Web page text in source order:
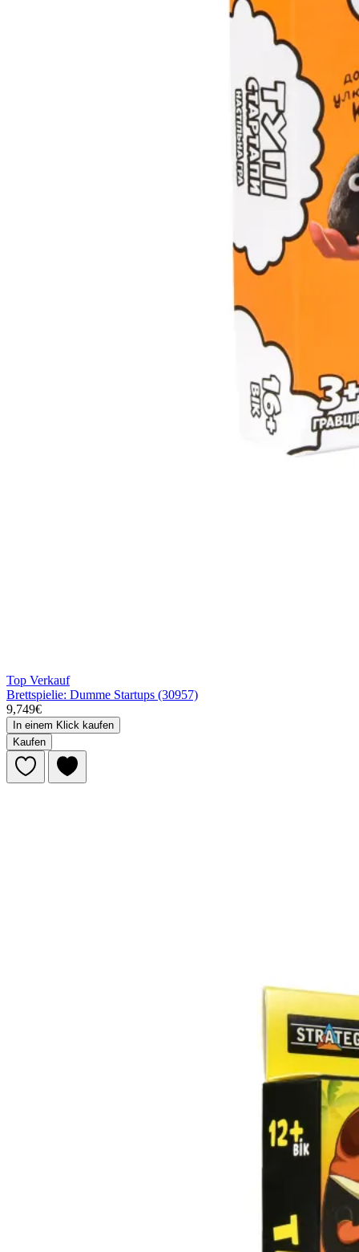
Top Verkauf
Brettspielie: Dumme Startups (30957)
9,749€
In einem Klick kaufen
Kaufen